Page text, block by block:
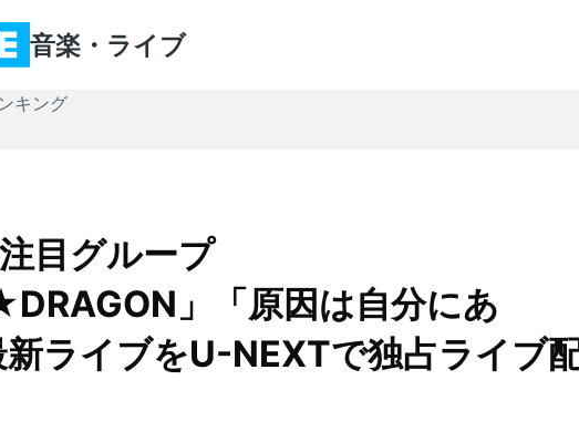
音楽・ライブ
キング
目グループ
」「原因は自分にあ
新ライブをU-NEXTで独占ライブ